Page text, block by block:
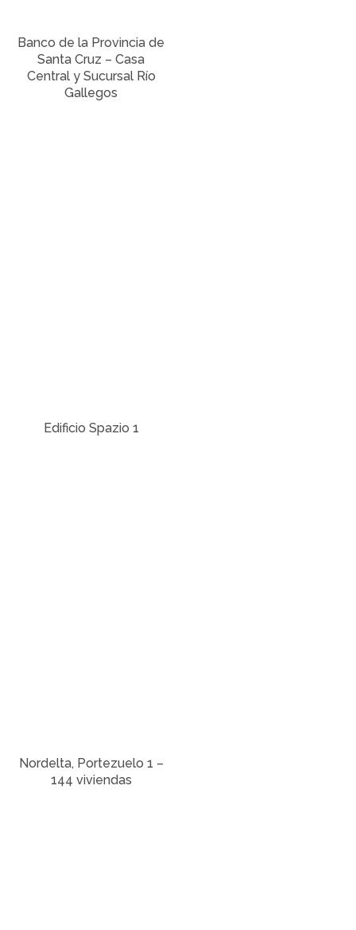
Banco de la Provincia de
Santa Cruz – Casa
Central y Sucursal Río
Gallegos
Edificio Spazio 1
Nordelta, Portezuelo 1 –
144 viviendas